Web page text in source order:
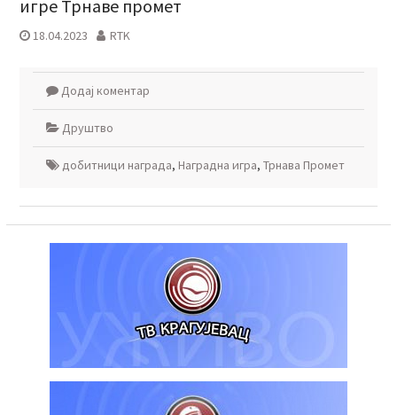
игре Трнаве промет
18.04.2023 RTK
Додај коментар
Друштво
добитници награда, Наградна игра, Трнава Промет